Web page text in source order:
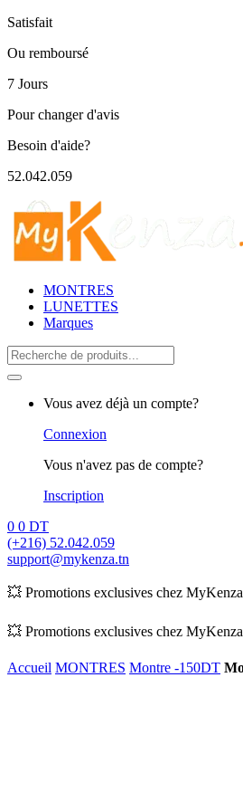
Satisfait
Ou remboursé
7 Jours
Pour changer d'avis
Besoin d'aide?
52.042.059
MONTRES
LUNETTES
Marques
Search
for:
Vous avez déjà un compte?
Connexion
Vous n'avez pas de compte?
Inscription
0 0 DT
(+216) 52.042.059
support@mykenza.tn
💥 Promotions exclusives chez
💥 Promotions exclusives chez
Accueil MONTRES Montre -150DT